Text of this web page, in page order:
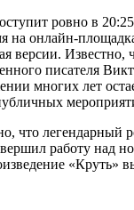
ровно в
на онлайн-
версии. Известно,
писателя
многих лет
что легендарный
работу над
«Круть»